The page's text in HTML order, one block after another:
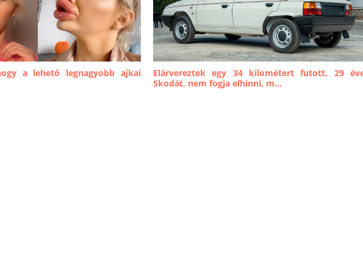
a lehető legnagyobb ajkai
Elárvereztek egy 34 kilométert futott, 29
Skodát, nem fogja elhinni, m...